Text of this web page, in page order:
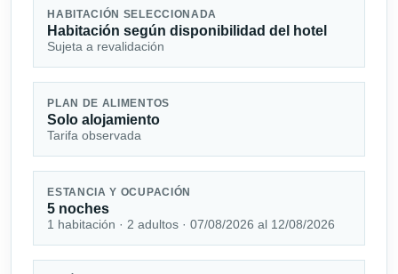
HABITACIÓN SELECCIONADA
Habitación según disponibilidad del hotel
Sujeta a revalidación
PLAN DE ALIMENTOS
Solo alojamiento
Tarifa observada
ESTANCIA Y OCUPACIÓN
5 noches
1 habitación · 2 adultos · 07/08/2026 al 12/08/2026